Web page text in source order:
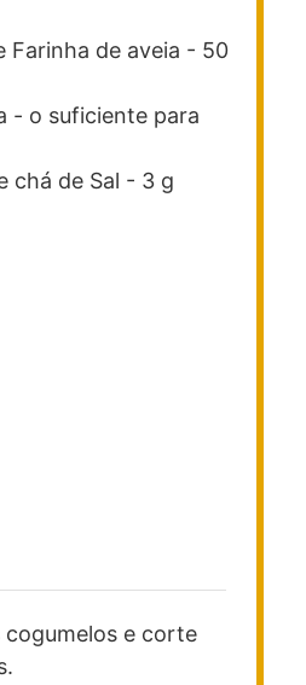
Farinha de aveia - 50
- o suficiente para
chá de Sal - 3 g
cogumelos e corte